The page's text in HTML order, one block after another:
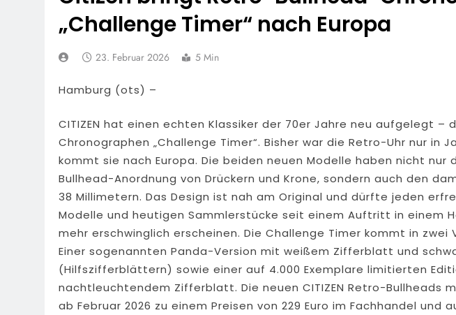
POL-NH: Schwalm-Eder-Kreis: 74-
5. August 2026
FW Rheingau-Taunus: Erstmeldung:
5. August 2026
POL-OF: Abgelenkt Und Bestohlen:
Gesehen?
5. August 2026
POL-OH: Öffentlichkeitsfahndung Nach
4. August 2026
POL-RTK: 42 Jahre Alte Mann Aus
4. August 2026
„Challenge Timer“ nach Europa
23. Februar 2026 5 Min
Hamburg (ots) –
CITIZEN hat einen echten Klassiker der 70er Jahre neu aufgelegt –
Chronographen „Challenge Timer“. Bisher war die Retro-Uhr nur in
kommt sie nach Europa. Die beiden neuen Modelle haben nicht nur
Bullhead-Anordnung von Drückern und Krone, sondern auch den
38 Millimetern. Das Design ist nah am Original und dürfte jeden
Modelle und heutigen Sammlerstücke seit einem Auftritt in einem
mehr erschwinglich erscheinen. Die Challenge Timer kommt in zwei
Einer sogenannten Panda-Version mit weißem Zifferblatt und
(Hilfszifferblättern) sowie einer auf 4.000 Exemplare limitierten
nachtleuchtendem Zifferblatt. Die neuen CITIZEN Retro-Bullheads
ab Februar 2026 zu einem Preisen von 229 Euro im Fachhandel und